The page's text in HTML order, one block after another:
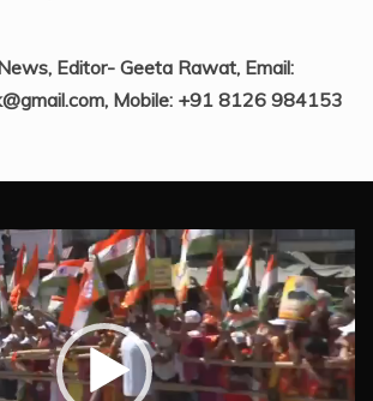
Editor- Geeta Rawat, Email:
Mobile: +91 8126 984153